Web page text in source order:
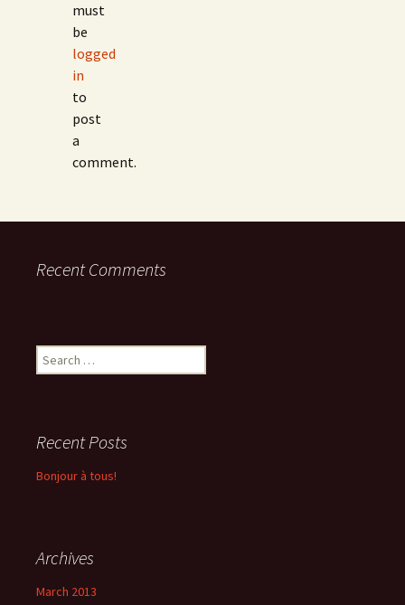
must
be
logged
in
to
post
a
comment.
Recent Comments
Search
for:
Recent Posts
Bonjour à tous!
Archives
March 2013